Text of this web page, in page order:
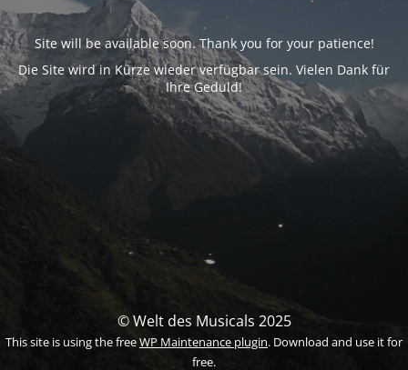
Site will be available soon. Thank you for your patience!
Die Site wird in Kürze wieder verfügbar sein. Vielen Dank für
Ihre Geduld!
© Welt des Musicals 2025
This site is using the freeWP Maintenance plugin. Download and use it for
free.